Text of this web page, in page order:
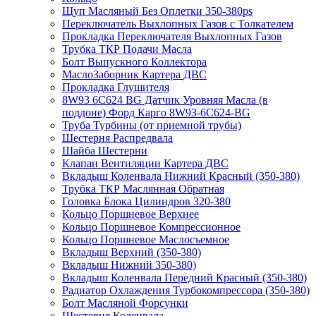
Щуп Масляный Без Оплетки 350-380ps
Переключатель Выхлопных Газов с Толкателем
Прокладка Переключателя Выхлопных Газов
Трубка ТКР Подачи Масла
Болт Выпускного Коллектора
МаслоЗаборник Картера ДВС
Прокладка Глушителя
8W93 6C624 BG Датчик Уровняя Масла (в
поддоне) Форд Карго 8W93-6C624-BG
Труба Турбины (от приемной трубы)
Шестерня Распредвала
Шайба Шестерни
Клапан Вентиляции Картера ДВС
Вкладыш Коленвала Нижний Красный (350-380)
Трубка ТКР Маслянная Обратная
Головка Блока Цилиндров 320-380
Кольцо Поршневое Верхнее
Кольцо Поршневое Компрессионное
Кольцо Поршневое Маслосъемное
Вкладыш Верхний (350-380)
Вкладыш Нижний 350-380)
Вкладыш Коленвала Передний Красный (350-380)
Радиатор Охлаждения Турбокомпрессора (350-380)
Болт Масляной Форсунки